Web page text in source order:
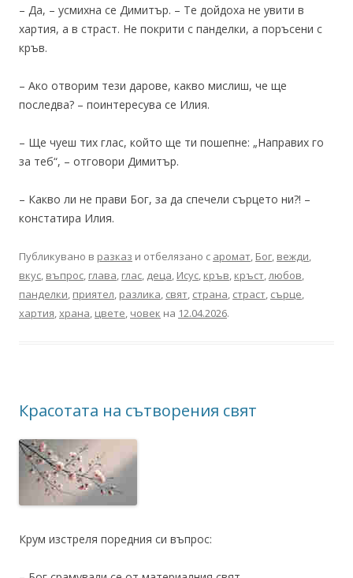
– Да, – усмихна се Димитър. – Те дойдоха не увити в
хартия, а в страст. Не покрити с панделки, а поръсени с
кръв.
– Ако отворим тези дарове, какво мислиш, че ще
последва? – поинтересува се Илия.
– Ще чуеш тих глас, който ще ти пошепне: „Направих го
за теб“, – отговори Димитър.
– Какво ли не прави Бог, за да спечели сърцето ни?! –
констатира Илия.
Публикувано в разказ и отбелязано с аромат, Бог, вежди,
вкус, въпрос, глава, глас, деца, Исус, кръв, кръст,любов,
панделки, приятел, разлика, свят, страна, страст, сърце,
хартия,храна, цвете, човек на 12.04.2026.
Красотата на сътворения свят
Крум изстреля поредния си въпрос: